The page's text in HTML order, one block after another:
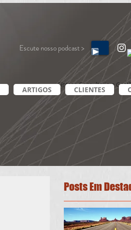
Síntese Consultoria e
ARTIGOS CLIENTES
Escute nosso podcast >
Posts Em